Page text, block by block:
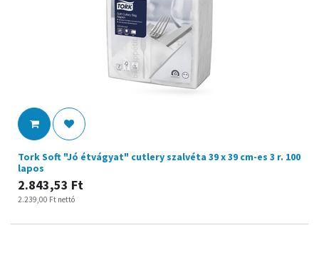
Tork Soft "Jó étvágyat" cutlery szalvéta 39 x 39 cm-es 3 r. 100
lapos
2.843,53 Ft
2.239,00 Ft nettó